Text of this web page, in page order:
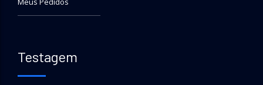
Meus Pedidos
Testagem